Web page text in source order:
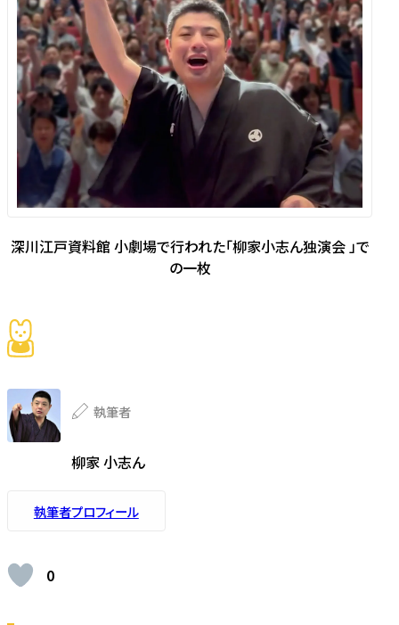
深川江戸資料館 小劇場で行われた「柳家小志ん独演会 」で
の一枚
執筆者
柳家 小志ん
執筆者プロフィール
0